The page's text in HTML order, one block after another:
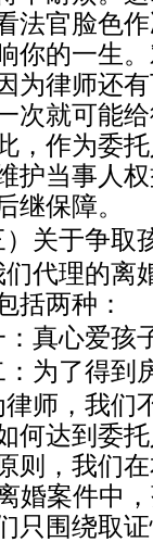
法官脸色
你的一生
为律师还
次就可能
，作为委
护当事人
继保障。
）关于争
们代理的离
括两种：
：真心爱孩
：为了得到
律师，我们
何达到委
则，我们
婚案件中
只围绕取